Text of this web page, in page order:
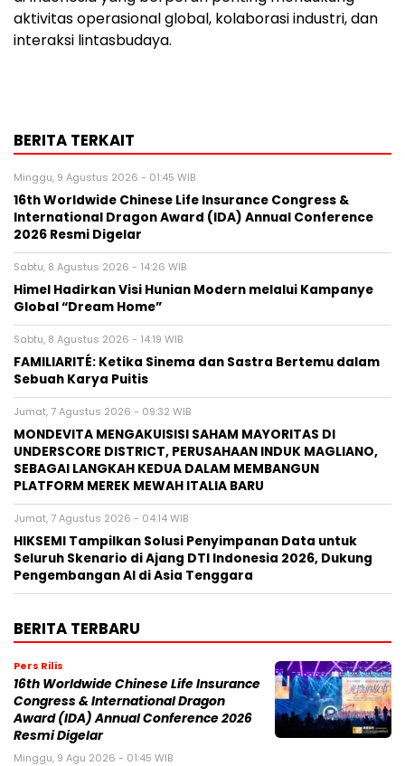
aktivitas operasional global, kolaborasi industri, dan
interaksi lintasbudaya.
BERITA TERKAIT
Minggu, 9 Agustus 2026 - 01:45 WIB
16th Worldwide Chinese Life Insurance Congress &
International Dragon Award (IDA) Annual Conference
2026 Resmi Digelar
Sabtu, 8 Agustus 2026 - 14:26 WIB
Himel Hadirkan Visi Hunian Modern melalui Kampanye
Global “Dream Home”
Sabtu, 8 Agustus 2026 - 14:19 WIB
FAMILIARITÉ: Ketika Sinema dan Sastra Bertemu dalam
Sebuah Karya Puitis
Jumat, 7 Agustus 2026 - 09:32 WIB
MONDEVITA MENGAKUISISI SAHAM MAYORITAS DI
UNDERSCORE DISTRICT, PERUSAHAAN INDUK MAGLIANO,
SEBAGAI LANGKAH KEDUA DALAM MEMBANGUN
PLATFORM MEREK MEWAH ITALIA BARU
Jumat, 7 Agustus 2026 - 04:14 WIB
HIKSEMI Tampilkan Solusi Penyimpanan Data untuk
Seluruh Skenario di Ajang DTI Indonesia 2026, Dukung
Pengembangan AI di Asia Tenggara
BERITA TERBARU
Pers Rilis
16th Worldwide Chinese Life Insurance
Congress & International Dragon
Award (IDA) Annual Conference 2026
Resmi Digelar
Minggu, 9 Agu 2026 - 01:45 WIB